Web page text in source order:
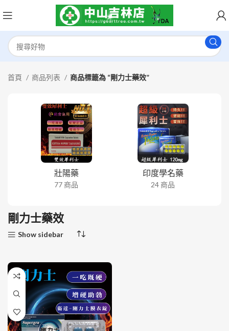
首頁 商品列表 商品標籤為 “剛力士藥效”
壯陽藥
77 商品
印度學名藥
24 商品
剛力士藥效
Show sidebar